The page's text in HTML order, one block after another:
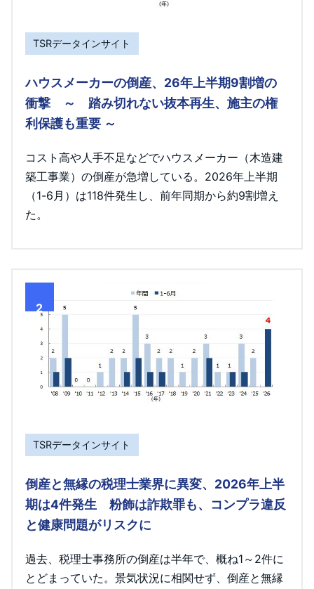
TSRデータインサイト
ハウスメーカーの倒産、26年上半期9割増の
衝撃 ～ 踏み切れない抜本再生、施主の権
利保護も重要 ～
コスト高や人手不足などでハウスメーカー（木造建
築工事業）の倒産が急増している。2026年上半期
（1-6月）は118件発生し、前年同期から約9割増え
た。
2
TSRデータインサイト
倒産と無縁の税理士業界に異変、2026年上半
期は4件発生 粉飾は詐欺罪も、コンプラ違反
と健康問題がリスクに
過去、税理士事務所の倒産は半年で、概ね1～2件に
とどまっていた。景気状況に相関せず、倒産と無縁